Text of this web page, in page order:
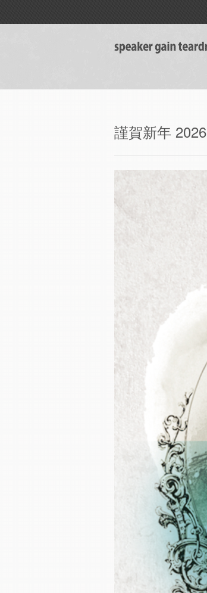
謹賀新年 2026